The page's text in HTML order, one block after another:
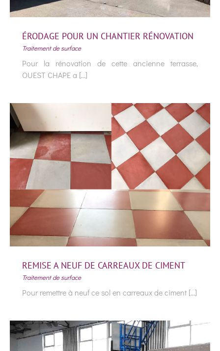
ÉRODAGE POUR UN CHANTIER
RÉNOVATION
Traitement de surface
ÉRODAGE POUR UN CHANTIER RÉNOVATION
Traitement de surface
Pour la rénovation de cette ancienne terrasse,
OUEST CHAPE a [...]
REMISE A NEUF DE CARREAUX DE CIMENT
Traitement de surface
Pour remettre à neuf ce sol en carreaux de ciment [...]